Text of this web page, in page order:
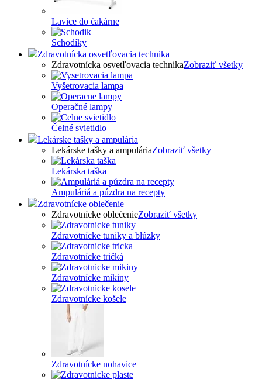
Lavice do čakárne
Schodíky
Zdravotnícka osvetľovacia technika
Zdravotnícka osvetľovacia technikaZobraziť všetky
Vyšetrovacia lampa
Operačné lampy
Čelné svietidlo
Lekárske tašky a ampulária
Lekárske tašky a ampuláriaZobraziť všetky
Lekárska taška
Ampuláriá a púzdra na recepty
Zdravotnícke oblečenie
Zdravotnícke oblečenieZobraziť všetky
Zdravotnícke tuniky a blúzky
Zdravotnícke tričká
Zdravotnícke mikiny
Zdravotnícke košele
Zdravotnícke nohavice